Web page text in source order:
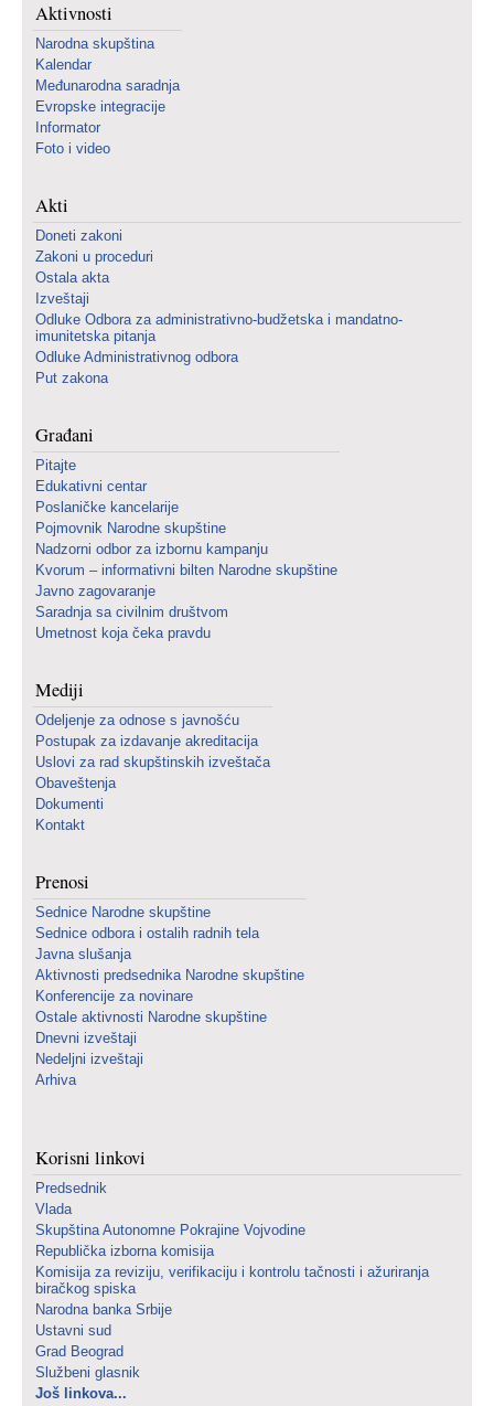
Aktivnosti
Narodna skupština
Kalendar
Međunarodna saradnja
Evropske integracije
Informator
Foto i video
Akti
Doneti zakoni
Zakoni u proceduri
Ostala akta
Izveštaji
Odluke Odbora za administrativno-budžetska i mandatno-
imunitetska pitanja
Odluke Administrativnog odbora
Put zakona
Građani
Pitajte
Edukativni centar
Poslaničke kancelarije
Pojmovnik Narodne skupštine
Nadzorni odbor za izbornu kampanju
Kvorum – informativni bilten Narodne skupštine
Javno zagovaranje
Saradnja sa civilnim društvom
Umetnost koja čeka pravdu
Mediji
Odeljenje za odnose s javnošću
Postupak za izdavanje akreditacija
Uslovi za rad skupštinskih izveštača
Obaveštenja
Dokumenti
Kontakt
Prenosi
Sednice Narodne skupštine
Sednice odbora i ostalih radnih tela
Javna slušanja
Aktivnosti predsednika Narodne skupštine
Konferencije za novinare
Ostale aktivnosti Narodne skupštine
Dnevni izveštaji
Nedeljni izveštaji
Arhiva
Korisni linkovi
Predsednik
Vlada
Skupština Autonomne Pokrajine Vojvodine
Republička izborna komisija
Komisija za reviziju, verifikaciju i kontrolu tačnosti i ažuriranja
biračkog spiska
Narodna banka Srbije
Ustavni sud
Grad Beograd
Službeni glasnik
Još linkova...